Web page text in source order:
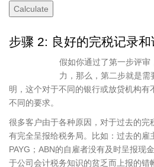
步骤 2: 良好的完税记录和
假如你通过了第一步评
力，那么，第二步就是
明，这个对于不同的银行或放贷机构有
不同的要求。
很多客户由于各种原因，对于过去的完
有完全呈报给税务局。比如：过去的雇
PAYG；ABN的自雇者没有及时呈报现
于公司会计税务知识的贫乏而上报的错